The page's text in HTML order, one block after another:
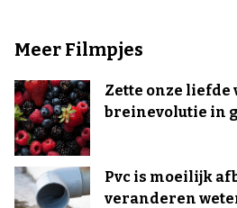
Meer Filmpjes
Zette onze liefde
breinevolutie in
Pvc is moeilijk
veranderen